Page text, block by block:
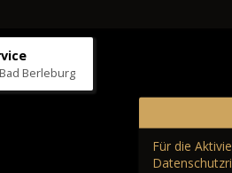
Berleburg
Für die